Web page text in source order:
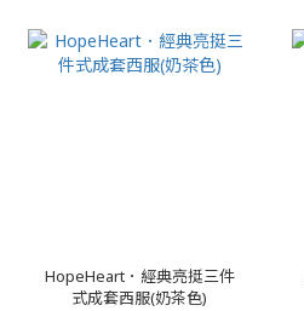
HopeHeart．經典亮挺三件
式成套西服(奶茶色)